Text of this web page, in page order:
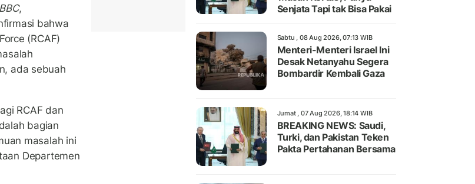
BBC,
bahwa
(RCAF)
ada sebuah
RCAF dan
bagian
masalah ini
Departemen
Senjata Tapi tak Bisa Pakai
Sabtu , 08 Aug 2026, 07:13 WIB
Menteri-Menteri Israel Ini
Desak Netanyahu Segera
Bombardir Kembali Gaza
Jumat , 07 Aug 2026, 18:14 WIB
BREAKING NEWS: Saudi,
Turki, dan Pakistan Teken
Pakta Pertahanan Bersama